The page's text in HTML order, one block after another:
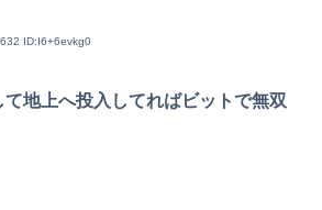
ID:I6+6evkg0
地上へ投入してればビットで無双